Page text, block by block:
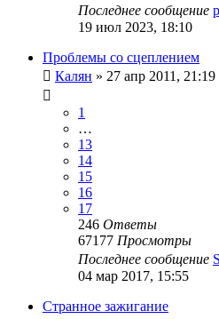
Последнее сообщение
19 июл 2023, 18:10
Проблемы со сцеплением
Калян » 27 апр 2011, 21:19
1
…
13
14
15
16
17
246 Ответы
67177 Просмотры
Последнее сообщение
04 мар 2017, 15:55
Странное зажигание